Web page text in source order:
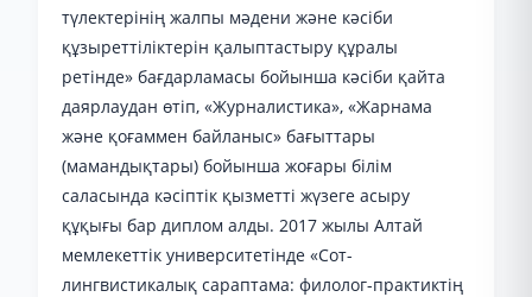
түлектерінің жалпы мәдени және кәсіби
құзыреттіліктерін қалыптастыру құралы
ретінде» бағдарламасы бойынша кәсіби қайта
даярлаудан өтіп, «Журналистика», «Жарнама
және қоғаммен байланыс» бағыттары
(мамандықтары) бойынша жоғары білім
саласында кәсіптік қызметті жүзеге асыру
құқығы бар диплом алды. 2017 жылы Алтай
мемлекеттік университетінде «Сот-
лингвистикалық сараптама: филолог-практиктің